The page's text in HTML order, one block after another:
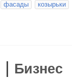
фасады козырьки
Бизнес